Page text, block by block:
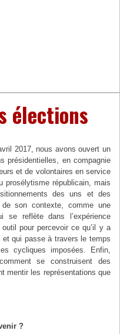
élections
2017, nous avons ouvert un
présidentielles, en compagnie
et de volontaires en service
prosélytisme républicain, mais
des uns et des
son contexte, comme une
se reflète dans l’expérience
pour percevoir ce qu’il y a
qui passe à travers le temps
cycliques imposées. Enfin,
se construisent des
mentir les représentations que
?